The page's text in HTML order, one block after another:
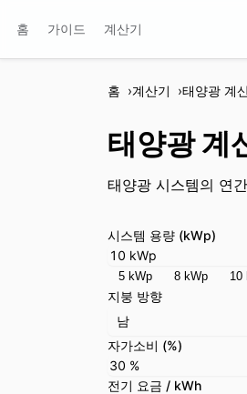
홈 가이드 계산기
홈 계산기 태양광 계
태양광 계
태양광 시스템의 연
시스템 용량 (kWp)
5 kWp 8 kWp 10
지붕 방향
남
자가소비 (%)
전기 요금 / kWh